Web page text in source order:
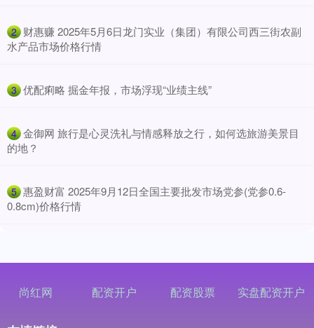
2 ​财惠赚 2025年5月6日龙门实业（集团）有限公司西三街农副
水产品市场价格行情
3 ​优配痢略 掘金年报，市场浮现“业绩主线”
4 ​金御网 旅行是心灵洗礼与情感释放之行，如何选旅游美景目
的地？
5 ​惠盈财富 2025年9月12日全国主要批发市场党参(党参0.6-
0.8cm)价格行情
尚红网 配资开户 配资股票 实盘配资开户